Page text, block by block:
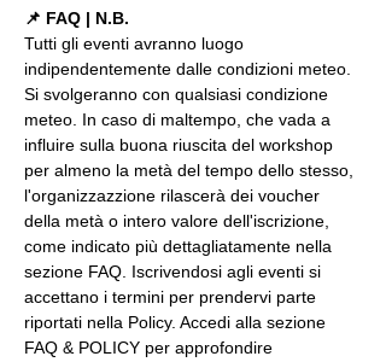
📌 FAQ | N.B.
Tutti gli eventi avranno luogo
indipendentemente dalle condizioni meteo.
Si svolgeranno con qualsiasi condizione
meteo. In caso di maltempo, che vada a
influire sulla buona riuscita del workshop
per almeno la metà del tempo dello stesso,
l'organizzazzione rilascerà dei voucher
della metà o intero valore dell'iscrizione,
come indicato più dettagliatamente nella
sezione FAQ. Iscrivendosi agli eventi si
accettano i termini per prendervi parte
riportati nella Policy. Accedi alla sezione
FAQ & POLICY per approfondire